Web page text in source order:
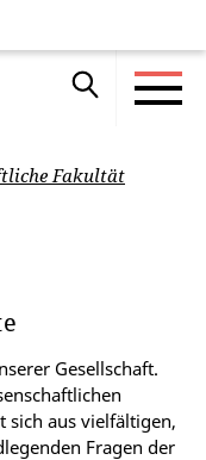
Fakultät
Gesellschaft.
sich aus vielfältigen,
Fragen der